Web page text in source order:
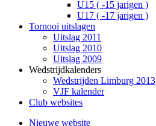
U15 ( -15 jarigen )
U17 ( -17 jarigen )
Tornooi uitslagen
Uitslag 2011
Uitslag 2010
Uitslag 2009
Wedstrijdkalenders
Wedstrijden Limburg 2013
VJF kalender
Club websites
Nieuwe website